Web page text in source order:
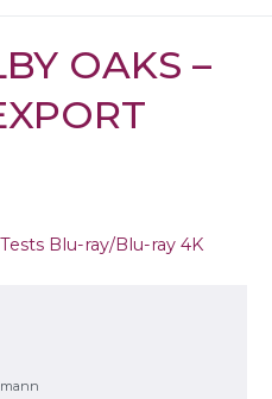
OAKS –
Tests Blu-ray/Blu-ray 4K